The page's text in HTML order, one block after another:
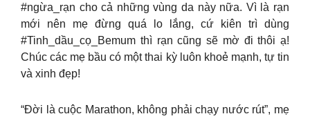
#ngừa_rạn cho cả những vùng da này nữa. Vì là rạn
mới nên mẹ đừng quá lo lắng, cứ kiên trì dùng
#Tinh_dầu_cọ_Bemum thì rạn cũng sẽ mờ đi thôi ạ!
Chúc các mẹ bầu có một thai kỳ luôn khoẻ mạnh, tự tin
và xinh đẹp!
“Đời là cuộc Marathon, không phải chạy nước rút”, mẹ